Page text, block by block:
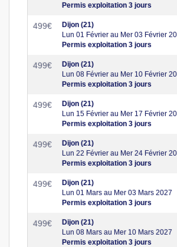
Permis exploitation 3 jours
499€
Dijon (21)
Lun 01 Février au Mer 03 Février
Permis exploitation 3 jours
499€
Dijon (21)
Lun 08 Février au Mer 10 Février
Permis exploitation 3 jours
499€
Dijon (21)
Lun 15 Février au Mer 17 Février
Permis exploitation 3 jours
499€
Dijon (21)
Lun 22 Février au Mer 24 Février
Permis exploitation 3 jours
499€
Dijon (21)
Lun 01 Mars au Mer 03 Mars 2027
Permis exploitation 3 jours
499€
Dijon (21)
Lun 08 Mars au Mer 10 Mars 2027
Permis exploitation 3 jours